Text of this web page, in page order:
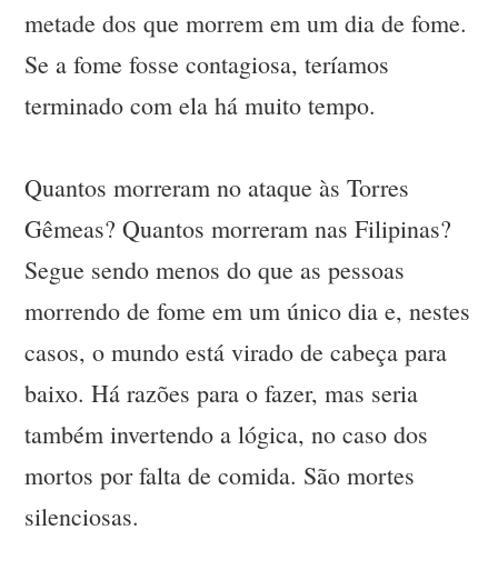
metade dos que morrem em um dia de fome.
Se a fome fosse contagiosa, teríamos
terminado com ela há muito tempo.
Quantos morreram no ataque às Torres
Gêmeas? Quantos morreram nas Filipinas?
Segue sendo menos do que as pessoas
morrendo de fome em um único dia e, nestes
casos, o mundo está virado de cabeça para
baixo. Há razões para o fazer, mas seria
também invertendo a lógica, no caso dos
mortos por falta de comida. São mortes
silenciosas.